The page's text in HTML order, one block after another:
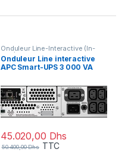
Onduleur Line-Interactive (In-
Line)
Onduleur Line interactive
APC Smart-UPS 3 000 VA
45.020,00 Dhs
50.400,00Dhs TTC